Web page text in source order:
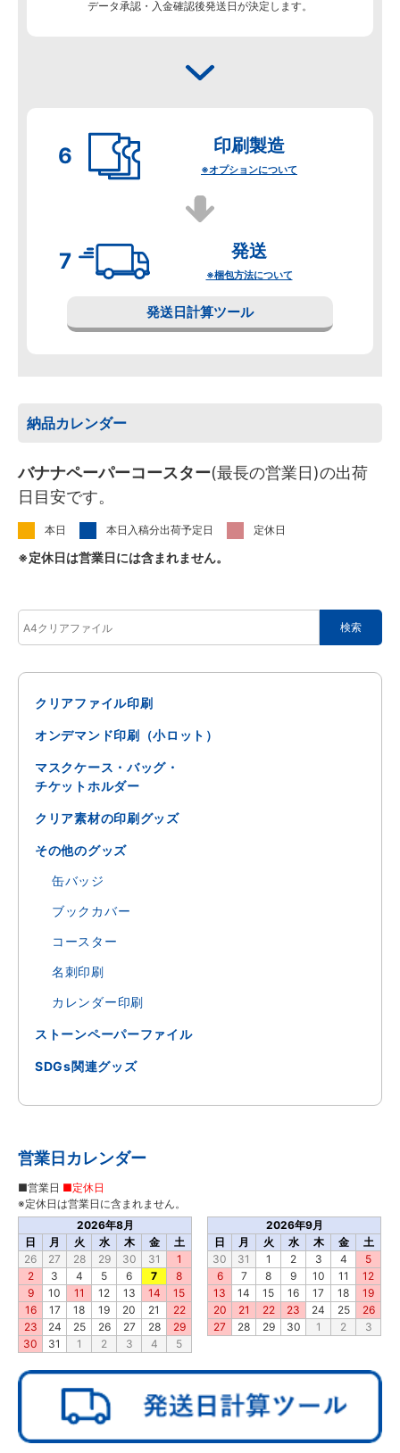
データ承認・入金確認後発送日が決定します。
印刷製造
※オプションについて
発送
※梱包方法について
発送日計算ツール
納品カレンダー
バナナペーパーコースター(最長の営業日)の出荷
日目安です。
本日 本日入稿分出荷予定日 定休日
※定休日は営業日には含まれません。
クリアファイル印刷
オンデマンド印刷（小ロット）
マスクケース・バッグ・
チケットホルダー
クリア素材の印刷グッズ
その他のグッズ
缶バッジ
ブックカバー
コースター
名刺印刷
カレンダー印刷
ストーンペーパーファイル
SDGs関連グッズ
営業日カレンダー
2026年8月
日
月 火 水 木 金
土
26
27 28 29 30 31
1
2
3 4 5 6 7
8
9
10 11 12 13 14
15
16
17 18 19 20 21
22
23
24 25 26 27 28
29
30
31 1 2 3 4 5
2026年9月
日
月 火 水 木 金
土
30
31 1 2 3 4
5
6
7 8 9 10 11
12
13
14 15 16 17 18
19
20
21 22 23 24 25
26
27
28 29 30 1 2 3
■営業日 ■定休日
※定休日は営業日に含まれません。